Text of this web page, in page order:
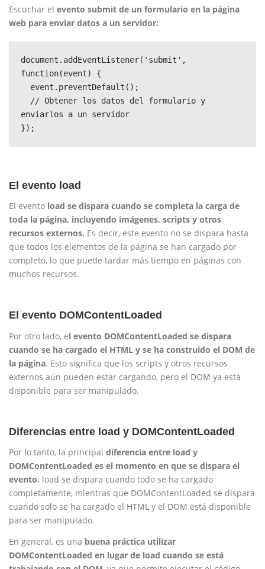
Escuchar el evento submit de un formulario en la página
web para enviar datos a un servidor:
document.addEventListener('submit',
function(event) {
enviarlos a un servidor
El evento load
El evento load se dispara cuando se completa la carga de
toda la página, incluyendo imágenes, scripts y otros
recursos externos. Es decir, este evento no se dispara hasta
que todos los elementos de la página se han cargado por
completo, lo que puede tardar más tiempo en páginas con
muchos recursos.
El evento DOMContentLoaded
Por otro lado, el evento DOMContentLoaded se dispara
cuando se ha cargado el HTML y se ha construido el DOM de
la página. Esto significa que los scripts y otros recursos
externos aún pueden estar cargando, pero el DOM ya está
disponible para ser manipulado.
Diferencias entre load y DOMContentLoaded
Por lo tanto, la principal diferencia entre load y
DOMContentLoaded es el momento en que se dispara el
evento. load se dispara cuando todo se ha cargado
completamente, mientras que DOMContentLoaded se dispara
cuando solo se ha cargado el HTML y el DOM está disponible
para ser manipulado.
En general, es una buena práctica utilizar
DOMContentLoaded en lugar de load cuando se está